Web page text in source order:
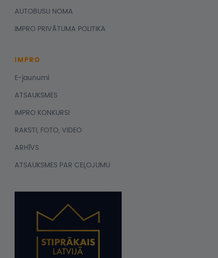
AUTOBUSU NOMA
IMPRO PRIVĀTUMA POLITIKA
IMPRO
E-jaunumi
ATSAUKSMES
IMPRO KONKURSI
RAKSTI, FOTO, VIDEO
ARHĪVS
ATSAUKSMES PAR CEĻOJUMU